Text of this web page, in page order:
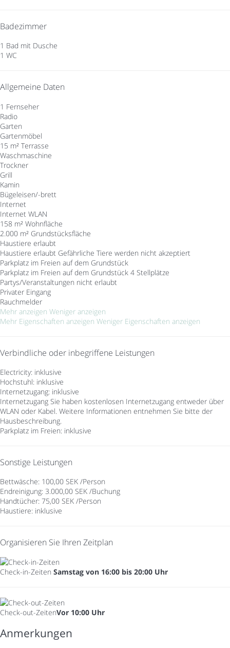
Badezimmer
1 Bad mit Dusche
1 WC
Allgemeine Daten
1 Fernseher
Radio
Garten
Gartenmöbel
15 m² Terrasse
Waschmaschine
Trockner
Grill
Kamin
Bügeleisen/-brett
Internet
Internet WLAN
158 m² Wohnfläche
2.000 m² Grundstücksfläche
Haustiere erlaubt
Haustiere erlaubt Gefährliche Tiere werden nicht akzeptiert
Parkplatz im Freien auf dem Grundstück
Parkplatz im Freien auf dem Grundstück 4 Stellplätze
Partys/Veranstaltungen nicht erlaubt
Privater Eingang
Rauchmelder
Mehr anzeigen Weniger anzeigen
Mehr Eigenschaften anzeigen Weniger Eigenschaften anzeigen
Verbindliche oder inbegriffene Leistungen
Electricity: inklusive
Hochstuhl: inklusive
Internetzugang: inklusive
Internetzugang Sie haben kostenlosen Internetzugang entweder über
WLAN oder Kabel. Weitere Informationen entnehmen Sie bitte der
Hausbeschreibung.
Parkplatz im Freien: inklusive
Sonstige Leistungen
Bettwäsche: 100,00 SEK /Person
Endreinigung: 3.000,00 SEK /Buchung
Handtücher: 75,00 SEK /Person
Haustiere: inklusive
Organisieren Sie Ihren Zeitplan
Check-in-Zeiten Samstag von 16:00 bis 20:00 Uhr
Check-out-ZeitenVor 10:00 Uhr
Anmerkungen